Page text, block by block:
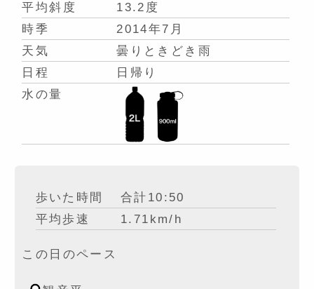
平均斜度
13.2度
時季
2014年7月
天気
曇りときどき雨
日程
日帰り
水の量
歩いた時間
合計10:50
平均歩速
1.71km/h
この日のペース